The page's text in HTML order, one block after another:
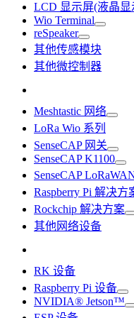
LCD 显示屏(液晶显
Wio Terminal
reSpeaker
其他传感模块
其他微控制器
Meshtastic 网络
LoRa Wio 系列
SenseCAP 网关
SenseCAP K1100
SenseCAP
Raspberry Pi 解决方
Rockchip 解决方案
其他网络设备
RK 设备
Raspberry Pi 设备
NVIDIA® Jetson™